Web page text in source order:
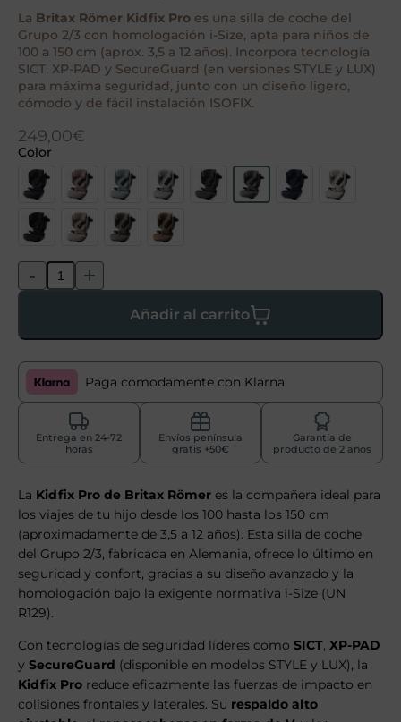
La Britax Römer Kidfix Pro es una silla de coche del
Grupo 2/3 con homologación i-Size, apta para niños de
100 a 150 cm (aprox. 3,5 a 12 años). Incorpora tecnología
SICT, XP-PAD y SecureGuard (en versiones STYLE y LUX)
para máxima seguridad, junto con un diseño ligero,
cómodo y de fácil instalación ISOFIX.
249,00€
Color
- +
Añadir al carrito
Paga cómodamente con Klarna
Entrega en 24-72
horas
Envíos península
gratis +50€
Garantía de
producto de 2 años
La Kidfix Pro de Britax Römer es la compañera ideal para
los viajes de tu hijo desde los 100 hasta los 150 cm
(aproximadamente de 3,5 a 12 años). Esta silla de coche
del Grupo 2/3, fabricada en Alemania, ofrece lo último en
seguridad y confort, gracias a su diseño avanzado y la
homologación bajo la exigente normativa i-Size (UN
R129).
Con tecnologías de seguridad líderes como SICT, XP-PAD
y SecureGuard (disponible en modelos STYLE y LUX), la
Kidfix Pro reduce eficazmente las fuerzas de impacto en
colisiones frontales y laterales. Su respaldo alto